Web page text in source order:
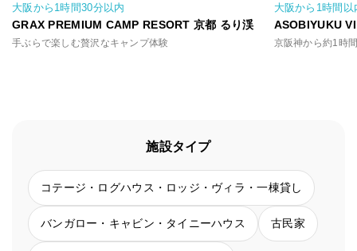
大阪から1時間30分以内
GRAX PREMIUM CAMP RESORT 京都 るり渓
手ぶらで楽しむ贅沢なキャンプ体験
大阪から1時間以
ASOBIYUKU
施設タイプ
コテージ・ログハウス・ロッジ・ヴィラ・一棟貸し
バンガロー・キャビン・タイニーハウス 古民家